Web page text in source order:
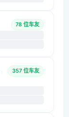
78 位车友
357 位车友